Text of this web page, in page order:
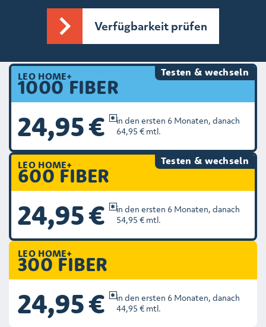
Verfügbarkeit prüfen
LEO HOME+
300 FIBER
24,95 €
in den ersten 6 Monaten, danach
44,95 € mtl.
LEO HOME+
600 FIBER
Testen & wechseln
24,95 €
in den ersten 6 Monaten, danach
54,95 € mtl.
LEO HOME+
1000 FIBER
Testen & wechseln
24,95 €
in den ersten 6 Monaten, danach
64,95 € mtl.